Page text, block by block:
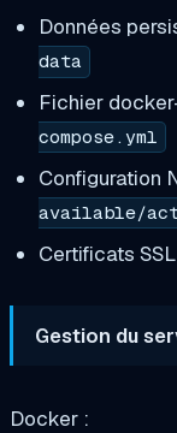
Données
data
Fichier
compose.yml
Configuration
available/
Certificats
Gestion du
Docker :